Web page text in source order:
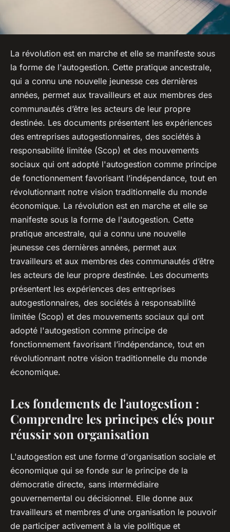
La révolution est en marche et elle se manifeste sous
la forme de l'autogestion. Cette pratique ancestrale,
qui a connu une nouvelle jeunesse ces dernières
années, permet aux travailleurs et aux membres des
communautés d’être les acteurs de leur propre
destinée. Les documents présentent les expériences
des entreprises autogestionnaires, des sociétés à
responsabilité limitée (Scop) et des mouvements
sociaux qui ont adopté l'autogestion comme principe
de fonctionnement favorisant l’indépendance, tout en
révolutionnant notre vision traditionnelle du monde
économique. La révolution est en marche et elle se
manifeste sous la forme de l'autogestion. Cette
pratique ancestrale, qui a connu une nouvelle
jeunesse ces dernières années, permet aux
travailleurs et aux membres des communautés d’être
les acteurs de leur propre destinée. Les documents
présentent les expériences des entreprises
autogestionnaires, des sociétés à responsabilité
limitée (Scop) et des mouvements sociaux qui ont
adopté l'autogestion comme principe de
fonctionnement favorisant l’indépendance, tout en
révolutionnant notre vision traditionnelle du monde
économique.
Les fondements de l'autogestion :
Comprendre les principes clés pour
réussir son organisation
L'autogestion est une forme d'organisation sociale et
économique qui se fonde sur le principe de la
démocratie directe, sans intermédiaire
gouvernemental ou décisionnel. Elle donne aux
travailleurs et membres d'une organisation le pouvoir
de participer activement à la vie politique et